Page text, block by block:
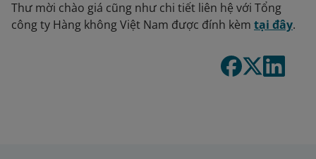
Thư mời chào giá cũng như chi tiết liên hệ với Tổng
công ty Hàng không Việt Nam được đính kèm tại đây.